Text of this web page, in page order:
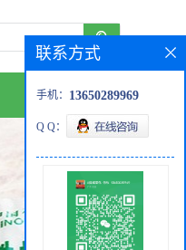
联系方式
手机： 13650289969
Q Q：